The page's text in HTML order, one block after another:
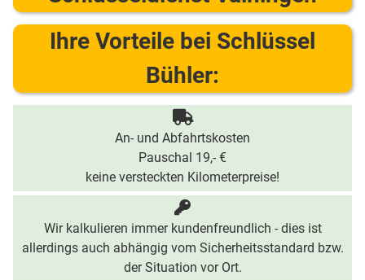
Ihre Vorteile bei Schlüssel
Bühler:
An- und Abfahrtskosten
Pauschal 19,- €
keine versteckten Kilometerpreise!
Wir kalkulieren immer kundenfreundlich - dies ist
allerdings auch abhängig vom Sicherheitsstandard bzw.
der Situation vor Ort.